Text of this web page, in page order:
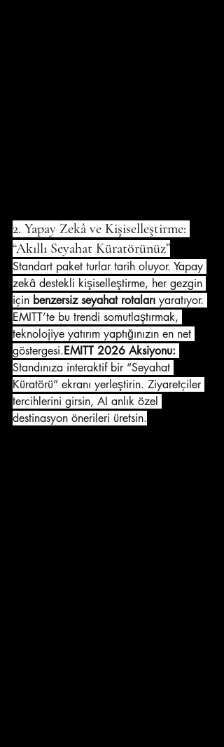
2. Yapay Zekâ ve Kişiselleştirme:
“Akıllı Seyahat Küratörünüz”
Standart paket turlar tarih oluyor. Yapay
zekâ destekli kişiselleştirme, her gezgin
için benzersiz seyahat rotaları yaratıyor.
EMITT’te bu trendi somutlaştırmak,
teknolojiye yatırım yaptığınızın en net
göstergesi.EMITT 2026 Aksiyonu:
Standınıza interaktif bir “Seyahat
Küratörü” ekranı yerleştirin. Ziyaretçiler
tercihlerini girsin, AI anlık özel
destinasyon önerileri üretsin.